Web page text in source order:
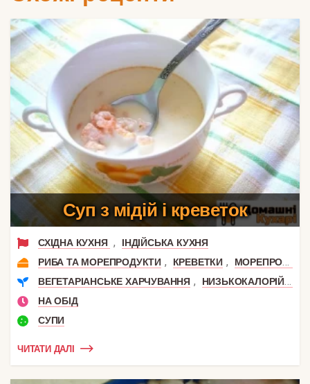
Суп з мідій і креветок
СХІДНА КУХНЯ ,
ІНДІЙСЬКА КУХНЯ
РИБА ТА МОРЕПРОДУКТИ , КРЕВЕТКИ ,
МОРЕПРОДУКТИ
ВЕГЕТАРІАНСЬКЕ ХАРЧУВАННЯ ,
НИЗЬКОКАЛОРІЙНІ
НА ОБІД
СУПИ
ЧИТАТИ ДАЛІ